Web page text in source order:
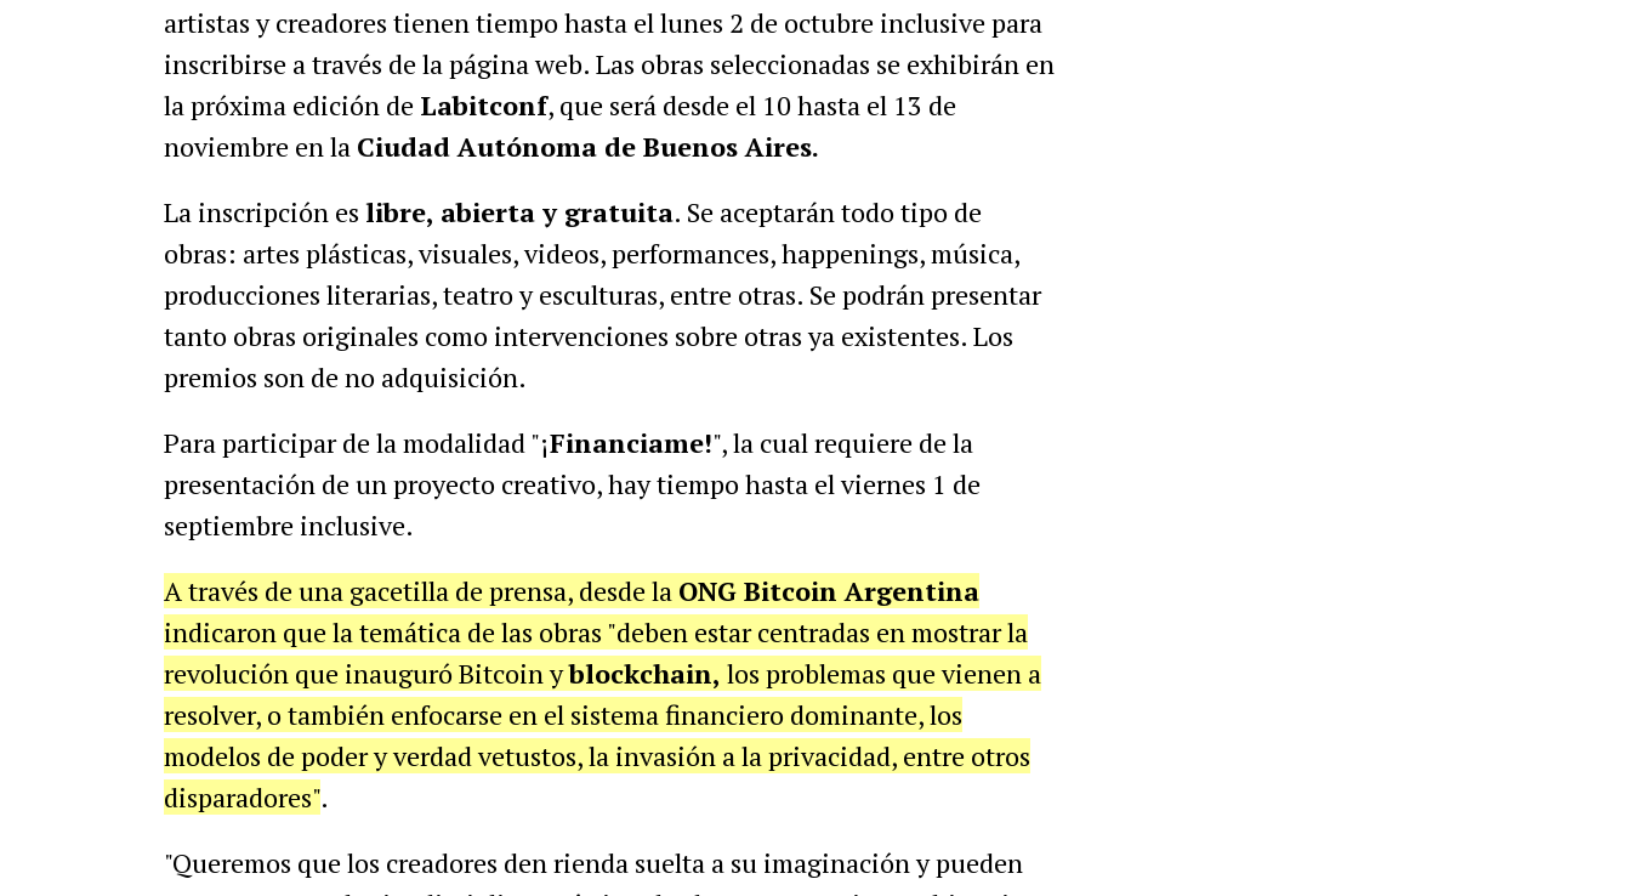
artistas y creadores tienen tiempo hasta el lunes 2 de octubre inclusive para
inscribirse a través de la página web. Las obras seleccionadas se exhibirán en
la próxima edición de Labitconf, que será desde el 10 hasta el 13 de
noviembre en la Ciudad Autónoma de Buenos Aires.
La inscripción es libre, abierta y gratuita. Se aceptarán todo tipo de
obras: artes plásticas, visuales, videos, performances, happenings, música,
producciones literarias, teatro y esculturas, entre otras. Se podrán presentar
tanto obras originales como intervenciones sobre otras ya existentes. Los
premios son de no adquisición.
Para participar de la modalidad "¡Financiame!", la cual requiere de la
presentación de un proyecto creativo, hay tiempo hasta el viernes 1 de
septiembre inclusive.
A través de una gacetilla de prensa, desde la ONG Bitcoin Argentina
indicaron que la temática de las obras "deben estar centradas en mostrar la
revolución que inauguró Bitcoin yblockchain, los problemas que vienen a
resolver, o también enfocarse en el sistema financiero dominante, los
modelos de poder y verdad vetustos, la invasión a la privacidad, entre otros
disparadores".
"Queremos que los creadores den rienda suelta a su imaginación y pueden